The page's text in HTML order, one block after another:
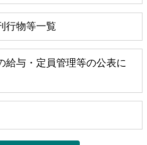
行物等一覧
給与・定員管理等の公表に